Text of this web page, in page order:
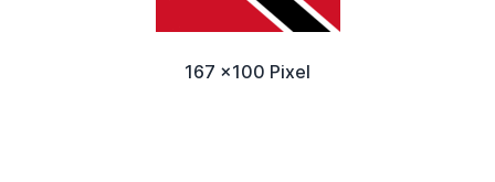
167 x100 Pixel